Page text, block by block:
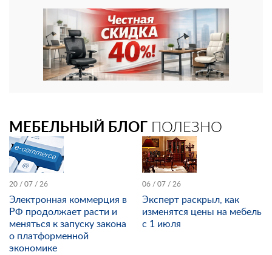
МЕБЕЛЬНЫЙ БЛОГ ПОЛЕЗНО
20 / 07 / 26
Электронная коммерция в
РФ продолжает расти и
меняться к запуску закона
о платформенной
экономике
06 / 07 / 26
Эксперт раскрыл, как
изменятся цены на мебель
с 1 июля